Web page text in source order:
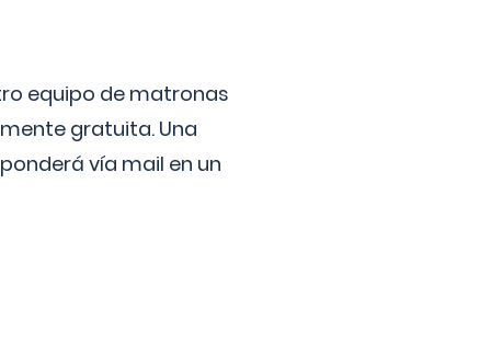
equipo de matronas
gratuita. Una
vía mail en un